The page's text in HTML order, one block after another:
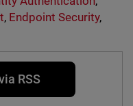
, Endpoint Security,
RSS